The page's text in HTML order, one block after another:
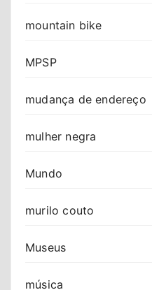
mountain bike
MPSP
mudança de endereço
mulher negra
Mundo
murilo couto
Museus
música